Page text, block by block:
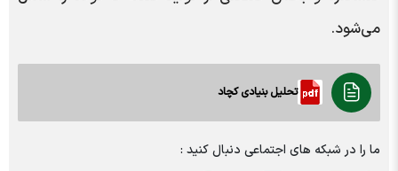
می‌شود.
تحلیل بنیادی کچاد
ما را در شبکه های اجتماعی دنبال کنید :